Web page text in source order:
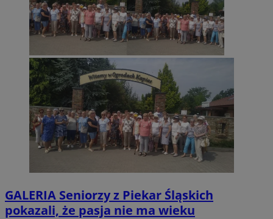
GALERIA Seniorzy z Piekar Śląskich
pokazali, że pasja nie ma wieku